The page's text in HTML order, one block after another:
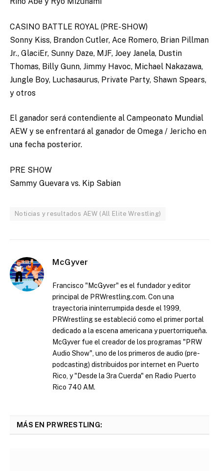
CASINO BATTLE ROYAL (PRE-SHOW)
Sonny Kiss, Brandon Cutler, Ace Romero, Brian Pillman
Jr., GlaciEr, Sunny Daze, MJF, Joey Janela, Dustin
Thomas, Billy Gunn, Jimmy Havoc, Michael Nakazawa,
Jungle Boy, Luchasaurus, Private Party, Shawn Spears,
y otros
El ganador será contendiente al Campeonato Mundial
AEW y se enfrentará al ganador de Omega / Jericho en
una fecha posterior.
PRE SHOW
Sammy Guevara vs. Kip Sabian
Noticias y resultados AEW (All Elite Wrestling)
McGyver
Francisco "McGyver" es el fundador y editor
principal de PRWrestling.com. Con una
trayectoria ininterrumpida desde el 1999,
PRWrestling se estableció como el primer portal
dedicado a la escena americana y puertorriqueña.
McGyver fue el creador de los programas "PRW
Audio Show", uno de los primeros de audio (pre-
podcasting) distribuidos por internet en Puerto
Rico, y "Desde la 3ra Cuerda" en Radio Puerto
Rico 740 AM.
MÁS EN PRWRESTLING: